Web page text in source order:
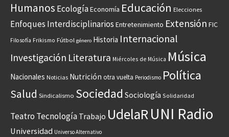
Humanos EcologíaEconomía Educación Elecciones
Enfoques Interdisciplinarios Entretenimiento Extensión FIC
Filosofía Frikismo Fútbol género Historia Internacional
Investigación Literatura Miércoles de Música Música
Nacionales Noticias Nutrición otra vuelta Periodismo Política
Salud Sindicalismo Sociedad Sociología Solidaridad
Teatro Tecnología Trabajo UdelaRUNI Radio
Universidad Universo Alternativo